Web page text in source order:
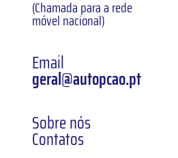
(Chamada para a rede
móvel nacional)
Email
geral@autopcao.pt
Sobre nós
Contatos